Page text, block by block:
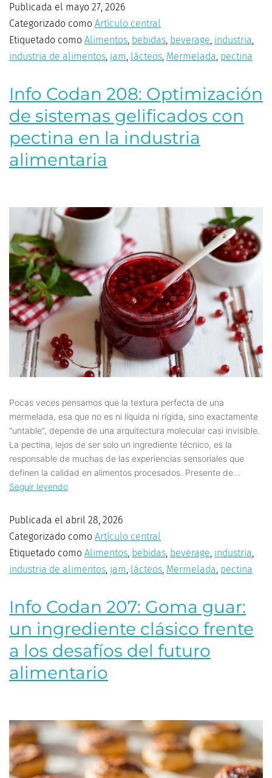
Publicada el mayo 27, 2026
Categorizado como Artículo central
Etiquetado como Alimentos, bebidas, beverage, industria,
industria de alimentos, jam, lácteos, Mermelada, pectina
Info Codan 208: Optimización
de sistemas gelificados con
pectina en la industria
alimentaria
Pocas veces pensamos que la textura perfecta de una
mermelada, esa que no es ni líquida ni rígida, sino exactamente
“untable”, depende de una arquitectura molecular casi invisible.
La pectina, lejos de ser solo un ingrediente técnico, es la
responsable de muchas de las experiencias sensoriales que
definen la calidad en alimentos procesados. Presente de…
Seguir leyendo
Publicada el abril 28, 2026
Categorizado como Artículo central
Etiquetado como Alimentos bebidas beverage industria
industria de alimentos jam lácteos Mermelada pectina
Info Codan 207: Goma guar:
un ingrediente clásico frente
a los desafíos del futuro
alimentario